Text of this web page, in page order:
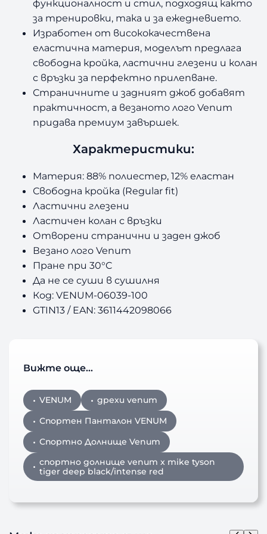
функционалност и стил, подходящ както
за тренировки, така и за ежедневието.
Изработен от висококачествена
еластична материя, моделът предлага
свободна кройка, ластични глезени и колан
с връзки за перфектно прилепване.
Страничните и задният джоб добавят
практичност, а везаното лого Venum
придава премиум завършек.
Характеристики:
Материя: 88% полиестер, 12% еластан
Свободна кройка (Regular fit)
Ластични глезени
Ластичен колан с връзки
Отворени странични и заден джоб
Везано лого Venum
Пране при 30°C
Да не се суши в сушилня
Код: VENUM-06039-100
GTIN13 / EAN: 3611442098066
Вижте още…
VENUM
дрехи venum
Спортен Панталон VENUM
Спортно Долнище Venum
спортно долнище venum x mike tyson
tiger deep black/intense red